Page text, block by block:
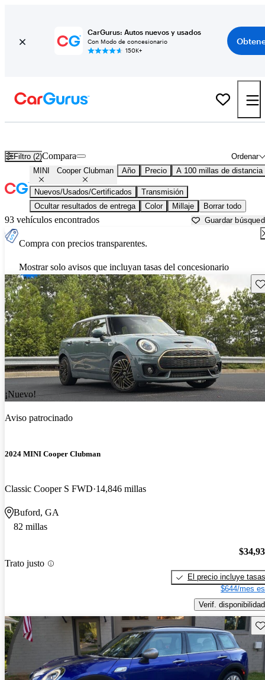
CarGurus: Autos nuevos y usados
Con Modo de concesionario
150K+
Filtro (2) Ordenar
Compara
MINI Cooper Clubman Año Precio A 100 millas de distancia
Nuevos/Usados/Certificados
Transmisión
Ocultar resultados de entrega
Color Millaje Borrar todo
93 vehículos encontrados Guardar
Compra con precios transparentes.
Mostrar solo avisos que incluyan tasas del concesionario
¡Nuevo!
Aviso patrocinado
2024 MINI Cooper Clubman
Classic Cooper S FWD 14,846 millas
Buford, GA
82 millas
Trato justo
El precio incluye tasas
$644/mes
Verif. disponibilidad